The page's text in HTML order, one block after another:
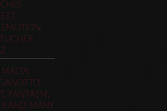
FANTASM,
AND MANY